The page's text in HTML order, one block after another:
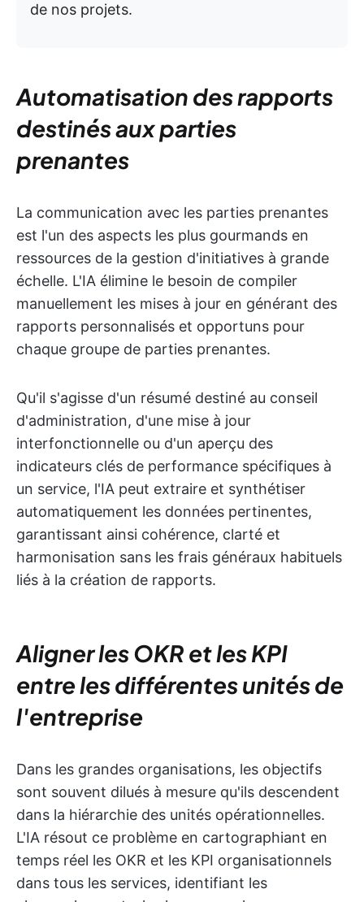
de nos projets.
Automatisation des rapports
destinés aux parties
prenantes
La communication avec les parties prenantes
est l'un des aspects les plus gourmands en
ressources de la gestion d'initiatives à grande
échelle. L'IA élimine le besoin de compiler
manuellement les mises à jour en générant des
rapports personnalisés et opportuns pour
chaque groupe de parties prenantes.
Qu'il s'agisse d'un résumé destiné au conseil
d'administration, d'une mise à jour
interfonctionnelle ou d'un aperçu des
indicateurs clés de performance spécifiques à
un service, l'IA peut extraire et synthétiser
automatiquement les données pertinentes,
garantissant ainsi cohérence, clarté et
harmonisation sans les frais généraux habituels
liés à la création de rapports.
Aligner les OKR et les KPI
entre les différentes unités de
l'entreprise
Dans les grandes organisations, les objectifs
sont souvent dilués à mesure qu'ils descendent
dans la hiérarchie des unités opérationnelles.
L'IA résout ce problème en cartographiant en
temps réel les OKR et les KPI organisationnels
dans tous les services, identifiant les